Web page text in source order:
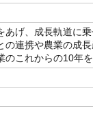
あげ、成長軌道に
の連携や農業の成
のこれからの10年